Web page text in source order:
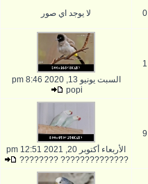
0 لا يوجد اي صور
1
السبت يونيو 13, 2020 8:46 pm
popi
9
الأربعاء أكتوبر 20, 2021 12:51 pm
?????????????? ????????